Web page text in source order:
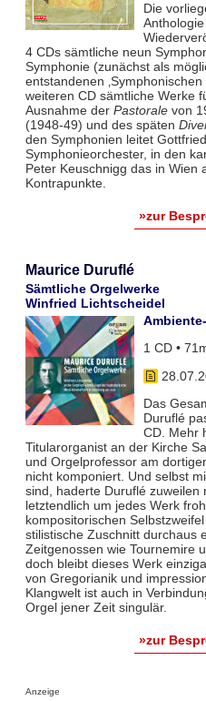
Die
4 CDs sämtliche neun
Symphonie (zunächst als
entstandenen
weiteren CD sämtliche Werke
Ausnahme der Pastoralevon
(1948-49) und des späten
den Symphonien leitet
Symphonieorchester, in den
Peter Keuschnigg das in Wien
Kontrapunkte.
»zur
Maurice Duruflé
Sämtliche Orgelwerke
Winfried Lichtscheidel
1 CD •
Das
Duruflé
CD. Mehr
Titularorganist an der Kirche
und Orgelprofessor am
nicht komponiert. Und selbst
sind, haderte Duruflé zuweilen
letztendlich um jedes Werk
kompositorischen
stilistische Zuschnitt durchaus
Zeitgenossen wie Tournemire
doch bleibt dieses Werk
von Gregorianik und
Klangwelt ist auch in
Orgel jener Zeit singulär.
»zur
Anzeige